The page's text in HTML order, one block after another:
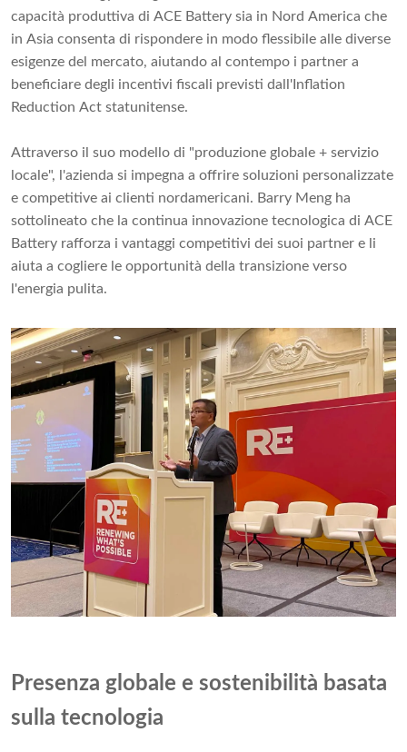
capacità produttiva di ACE Battery sia in Nord America che
in Asia consenta di rispondere in modo flessibile alle diverse
esigenze del mercato, aiutando al contempo i partner a
beneficiare degli incentivi fiscali previsti dall'Inflation
Reduction Act statunitense.
Attraverso il suo modello di "produzione globale + servizio
locale", l'azienda si impegna a offrire soluzioni personalizzate
e competitive ai clienti nordamericani. Barry Meng ha
sottolineato che la continua innovazione tecnologica di ACE
Battery rafforza i vantaggi competitivi dei suoi partner e li
aiuta a cogliere le opportunità della transizione verso
l'energia pulita.
Presenza globale e sostenibilità basata
sulla tecnologia